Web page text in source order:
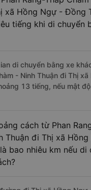
xã Hồng Ngự - Đồng
tiếng khi di chuyển
di chuyển bằng xe
- Ninh Thuận đi Thị
13 tiếng, nếu mật
cách từ Phan
Thuận đi Thị xã
bao nhiêu km nếu di